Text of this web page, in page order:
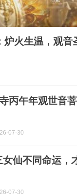
炉火生温，观音
丙午年观世音
07-30
女仙不同命运，
07-30